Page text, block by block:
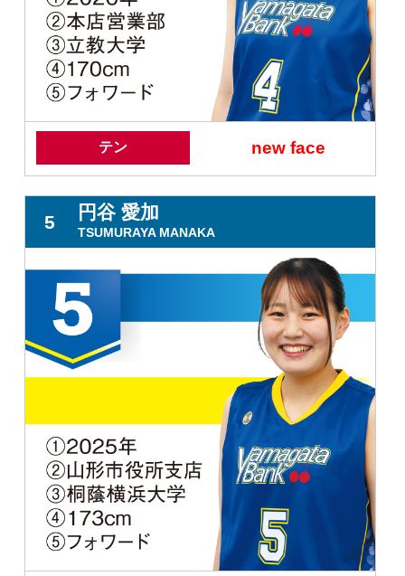
テン new face
5
円谷 愛加
TSUMURAYA MANAKA